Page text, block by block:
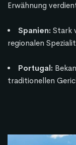
Erwähnung
Spanien: Stark
regionalen
Portugal:
traditionellen